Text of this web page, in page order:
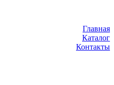
Главная
Каталог
Контакты